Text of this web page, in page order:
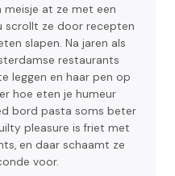
meisje at ze met een
scrollt ze door recepten
slapen. Na jaren als
restaurants
leggen en haar pen op
hoe eten je humeur
bord pasta soms beter
pleasure is friet met
en daar schaamt ze
voor.